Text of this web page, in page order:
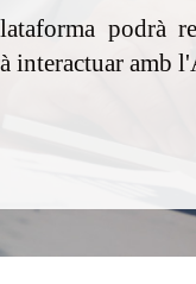
podrà
interactuar amb